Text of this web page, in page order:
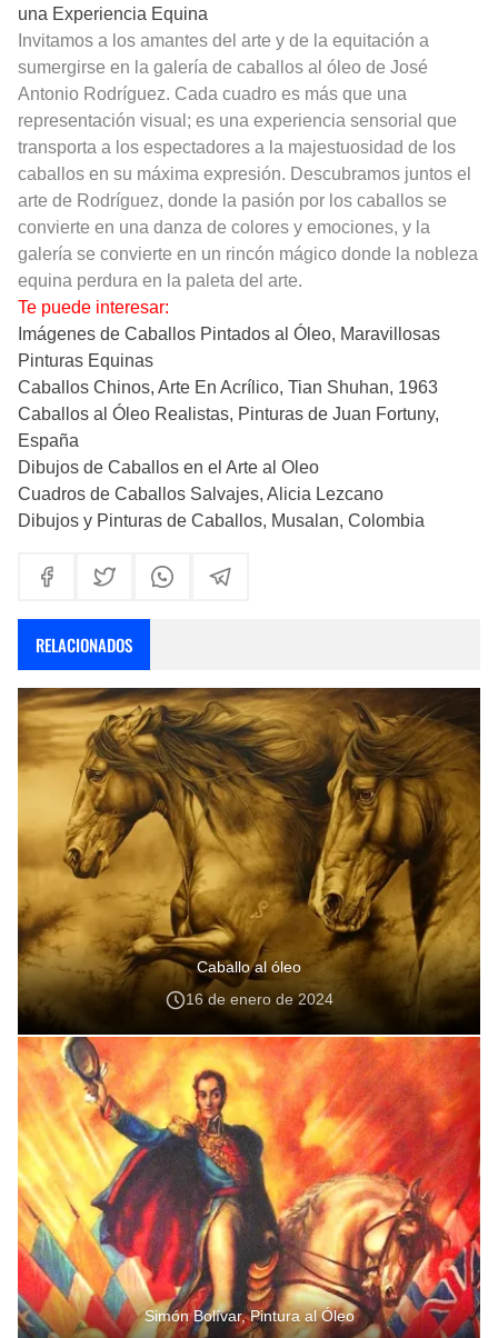
una Experiencia Equina
Invitamos a los amantes del arte y de la equitación a
sumergirse en la galería de caballos al óleo de José
Antonio Rodríguez. Cada cuadro es más que una
representación visual; es una experiencia sensorial que
transporta a los espectadores a la majestuosidad de los
caballos en su máxima expresión. Descubramos juntos el
arte de Rodríguez, donde la pasión por los caballos se
convierte en una danza de colores y emociones, y la
galería se convierte en un rincón mágico donde la nobleza
equina perdura en la paleta del arte.
Te puede interesar:
Imágenes de Caballos Pintados al Óleo, Maravillosas
Pinturas Equinas
Caballos Chinos, Arte En Acrílico, Tian Shuhan, 1963
Caballos al Óleo Realistas, Pinturas de Juan Fortuny,
España
Dibujos de Caballos en el Arte al Oleo
Cuadros de Caballos Salvajes, Alicia Lezcano
Dibujos y Pinturas de Caballos, Musalan, Colombia
RELACIONADOS
Caballo al óleo
16 de enero de 2024
Simón Bolívar, Pintura al Óleo